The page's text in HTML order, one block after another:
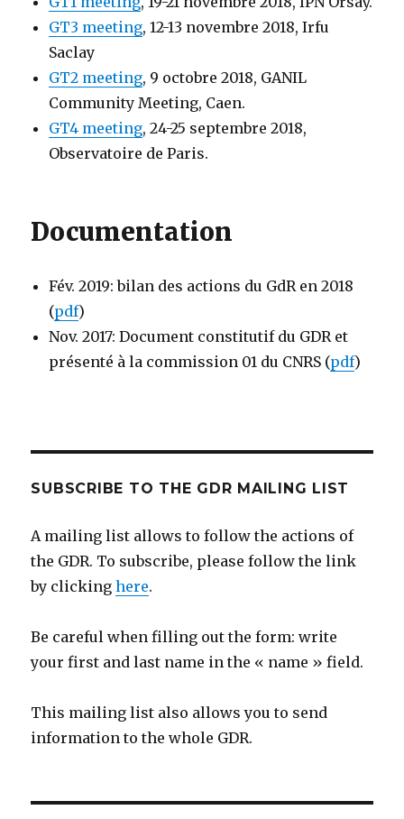
GT3 meeting, 12-13 novembre 2018, Irfu
Saclay
GT2 meeting, 9 octobre 2018, GANIL
Community Meeting, Caen.
GT4 meeting, 24-25 septembre 2018,
Observatoire de Paris.
Documentation
Fév. 2019: bilan des actions du GdR en 2018
(pdf)
Nov. 2017: Document constitutif du GDR et
présenté à la commission 01 du CNRS (pdf)
SUBSCRIBE TO THE GDR MAILING LIST
A mailing list allows to follow the actions of
the GDR. To subscribe, please follow the link
by clickinghere.
Be careful when filling out the form: write
your first and last name in the « name » field.
This mailing list also allows you to send
information to the whole GDR.